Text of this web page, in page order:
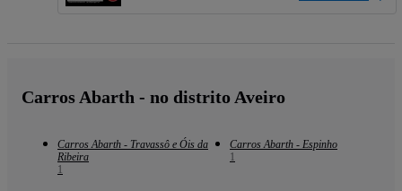
Carros Abarth - no distrito Aveiro
Carros Abarth - Travassô e Óis da
Ribeira
1
Carros Abarth - Espinho
1